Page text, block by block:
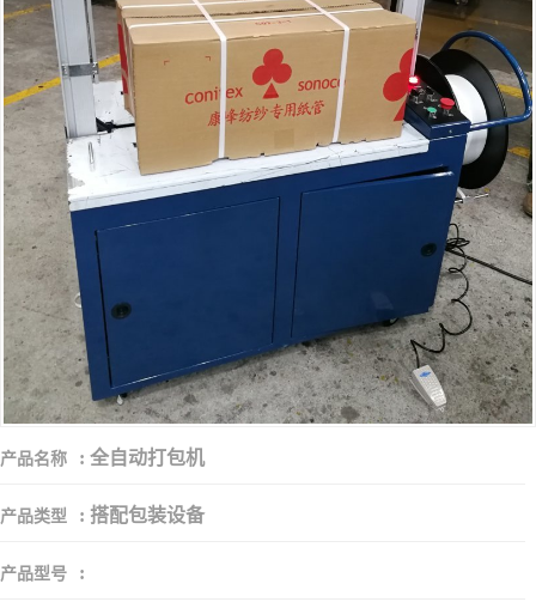
产品名称 : 全自动打包机
产品类型 : 搭配包装设备
产品型号 :